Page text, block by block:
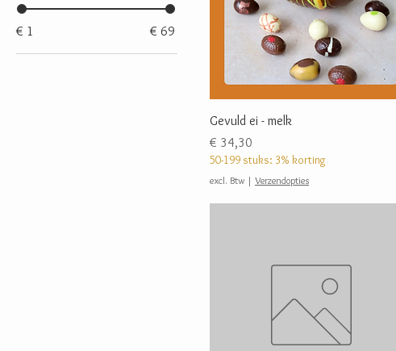
€ 1 € 69
Gevuld ei - melk
Prijs
€ 34,30
50-199 stuks: 3% korting
excl. Btw | Verzendopties